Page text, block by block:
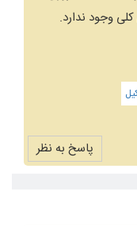
وجود ندارد.
پاسخ به نظر